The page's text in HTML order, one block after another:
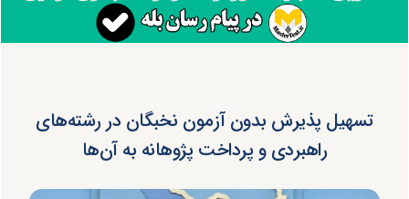
تسهیل پذیرش بدون آزمون نخبگان در رشته‌های
راهبردی و پرداخت پژوهانه به آن‌ها